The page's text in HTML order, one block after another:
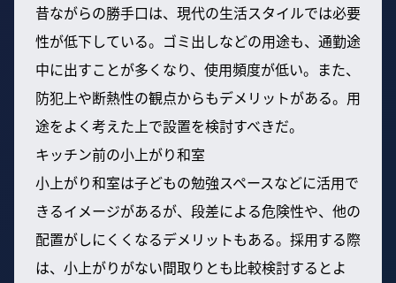
昔ながらの勝手口は、現代の生活スタイルでは必要
性が低下している。ゴミ出しなどの用途も、通勤途
中に出すことが多くなり、使用頻度が低い。また、
防犯上や断熱性の観点からもデメリットがある。用
途をよく考えた上で設置を検討すべきだ。
キッチン前の小上がり和室
小上がり和室は子どもの勉強スペースなどに活用で
きるイメージがあるが、段差による危険性や、他の
配置がしにくくなるデメリットもある。採用する際
は、小上がりがない間取りとも比較検討するとよ